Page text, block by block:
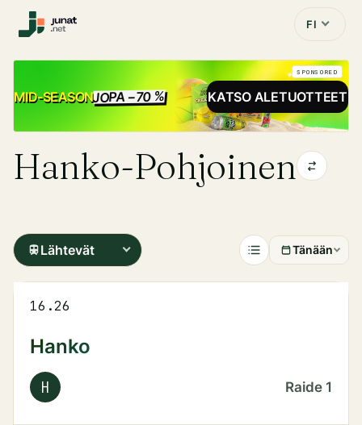
FI
MID-SEASONJOPA −70 %ALE KATSO ALETUOTTEET
SPONSORED
Hanko-Pohjoinen
Lähtevät Tänään
16.26
Hanko
H Raide 1